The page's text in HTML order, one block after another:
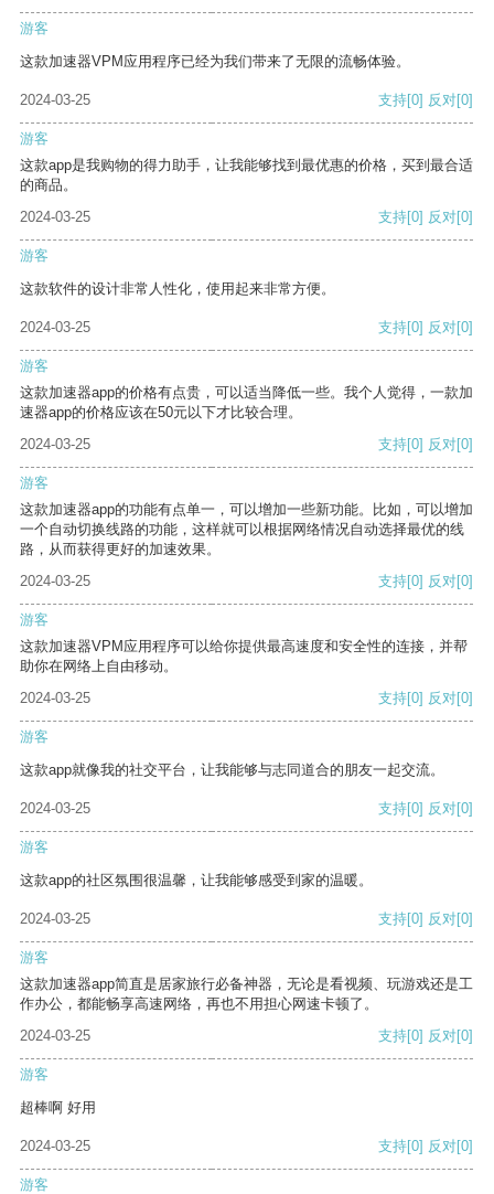
游客
这款加速器VPM应用程序已经为我们带来了无限的流畅体验。
2024-03-25 支持[0] 反对[0]
游客
这款app是我购物的得力助手，让我能够找到最优惠的价格，买到最合适
的商品。
2024-03-25
支持[0] 反对[0]
游客
这款软件的设计非常人性化，使用起来非常方便。
2024-03-25 支持[0] 反对[0]
游客
这款加速器app的价格有点贵，可以适当降低一些。我个人觉得，一款加
速器app的价格应该在50元以下才比较合理。
2024-03-25
支持[0] 反对[0]
游客
这款加速器app的功能有点单一，可以增加一些新功能。比如，可以增加
一个自动切换线路的功能，这样就可以根据网络情况自动选择最优的线
路，从而获得更好的加速效果。
2024-03-25
支持[0] 反对[0]
游客
这款加速器VPM应用程序可以给你提供最高速度和安全性的连接，并帮
助你在网络上自由移动。
2024-03-25
支持[0] 反对[0]
游客
这款app就像我的社交平台，让我能够与志同道合的朋友一起交流。
2024-03-25 支持[0] 反对[0]
游客
这款app的社区氛围很温馨，让我能够感受到家的温暖。
2024-03-25 支持[0] 反对[0]
游客
这款加速器app简直是居家旅行必备神器，无论是看视频、玩游戏还是工
作办公，都能畅享高速网络，再也不用担心网速卡顿了。
2024-03-25
支持[0] 反对[0]
游客
超棒啊 好用
2024-03-25 支持[0] 反对[0]
游客